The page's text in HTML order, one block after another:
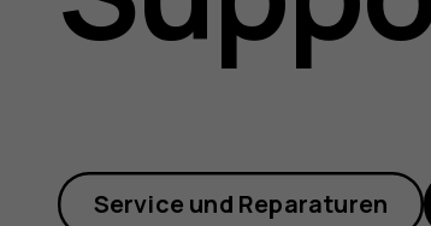
a
faulty
Service und Reparaturen